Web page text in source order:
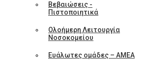
Βεβαιώσεις -
Πιστοποιητικά
Ολοήμερη Λειτουργία
Νοσοκομείου
Ευάλωτες ομάδες – ΑΜΕΑ